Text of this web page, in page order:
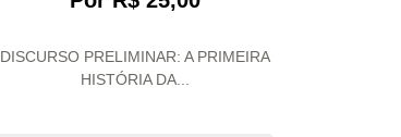
DISCURSO PRELIMINAR: A PRIMEIRA
HISTÓRIA DA...